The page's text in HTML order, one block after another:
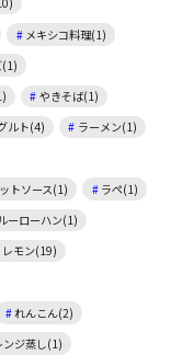
メキシコ料理(1)
(1)
やきそば(1)
ルト(4)
ラーメン(1)
トソース(1)
ラペ(1)
ーローハン(1)
レモン(19)
れんこん(2)
ンジ蒸し(1)